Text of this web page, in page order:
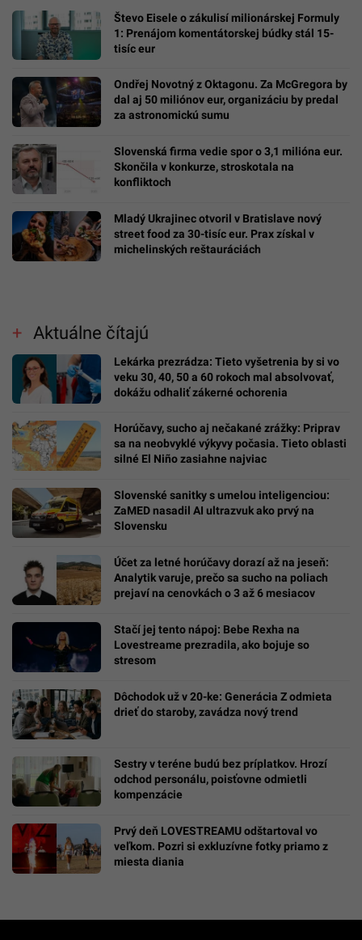
Števo Eisele o zákulisí milionárskej Formuly
1: Prenájom komentátorskej búdky stál 15-
tisíc eur
Ondřej Novotný z Oktagonu. Za McGregora by
dal aj 50 miliónov eur, organizáciu by predal
za astronomickú sumu
Slovenská firma vedie spor o 3,1 milióna eur.
Skončila v konkurze, stroskotala na
konfliktoch
Mladý Ukrajinec otvoril v Bratislave nový
street food za 30-tisíc eur. Prax získal v
michelinských reštauráciách
Aktuálne čítajú
Lekárka prezrádza: Tieto vyšetrenia by si vo
veku 30, 40, 50 a 60 rokoch mal absolvovať,
dokážu odhaliť zákerné ochorenia
Horúčavy, sucho aj nečakané zrážky: Priprav
sa na neobvyklé výkyvy počasia. Tieto oblasti
silné El Niño zasiahne najviac
Slovenské sanitky s umelou inteligenciou:
ZaMED nasadil AI ultrazvuk ako prvý na
Slovensku
Účet za letné horúčavy dorazí až na jeseň:
Analytik varuje, prečo sa sucho na poliach
prejaví na cenovkách o 3 až 6 mesiacov
Stačí jej tento nápoj: Bebe Rexha na
Lovestreame prezradila, ako bojuje so
stresom
Dôchodok už v 20-ke: Generácia Z odmieta
drieť do staroby, zavádza nový trend
Sestry v teréne budú bez príplatkov. Hrozí
odchod personálu, poisťovne odmietli
kompenzácie
Prvý deň LOVESTREAMU odštartoval vo
veľkom. Pozri si exkluzívne fotky priamo z
miesta diania